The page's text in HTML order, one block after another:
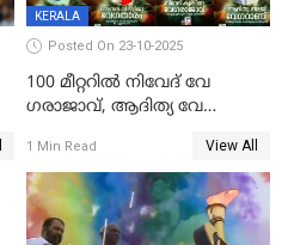
KERALA
Posted On 23-10-2025
100 മീറ്ററിൽ നിവേദ് വേ​
ഗരാജാവ്, ആദിത്യ വേ​
ബോയ്സിലും സബ്‌ജൂനിയർ
ഗേൾസിലും റെക്കോർഡോടെ
സ്വർണം, ദേവപ്രിയ 87ലെ
റെക്കോർഡ് തിരുത്തി
1 Min Read View All